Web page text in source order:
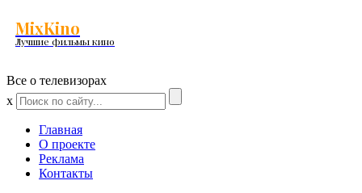
MixKino
Лучшие фильмы кино
Все о телевизорах
x
Главная
О проекте
Реклама
Контакты